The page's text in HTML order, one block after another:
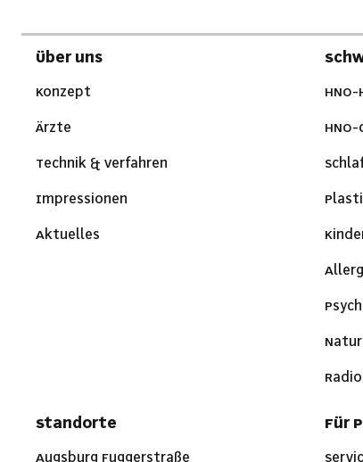
Über uns
Konzept
Ärzte
Technik & Verfahren
Impressionen
Aktuelles
Standorte
Augsburg Fuggerstraße
Für